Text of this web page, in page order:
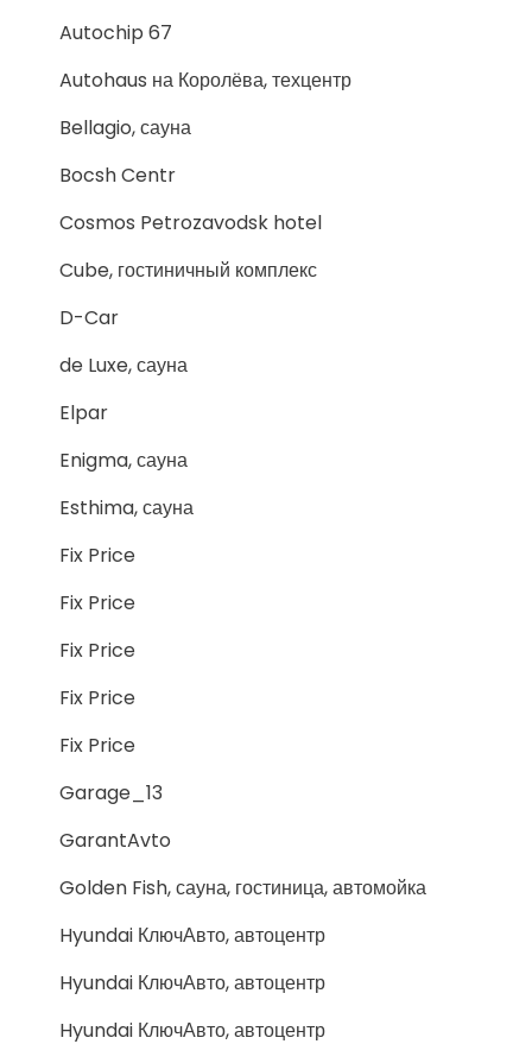
Autochip 67
Autohaus на Королёва, техцентр
Bellagio, сауна
Bocsh Centr
Cosmos Petrozavodsk hotel
Cube, гостиничный комплекс
D-Car
de Luxe, сауна
Elpar
Enigma, сауна
Esthima, сауна
Fix Price
Fix Price
Fix Price
Fix Price
Fix Price
Garage_13
GarantAvto
Golden Fish, сауна, гостиница, автомойка
Hyundai КлючАвто, автоцентр
Hyundai КлючАвто, автоцентр
Hyundai КлючАвто, автоцентр